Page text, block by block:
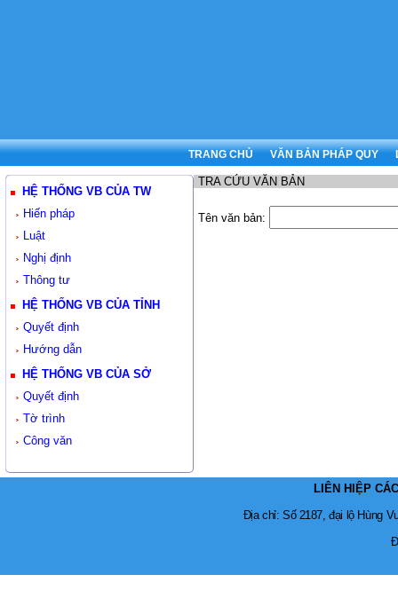
TRANG CHỦ VĂN BẢN PHÁP QUY
HỆ THỐNG VB CỦA TW
Hiến pháp
Luật
Nghị định
Thông tư
HỆ THỐNG VB CỦA TỈNH
Quyết định
Hướng dẫn
HỆ THỐNG VB CỦA SỞ
Quyết định
Tờ trình
Công văn
TRA CỨU VĂN BẢN
Tên văn bản:
LIÊN HIỆP
Địa chỉ: Số 2187, đại lộ Hùng